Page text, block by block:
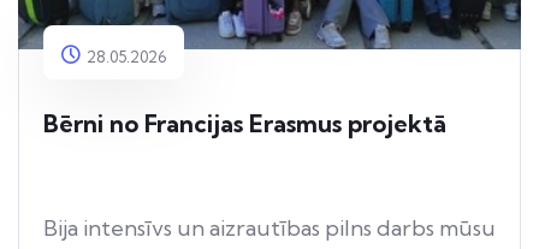
28.05.2026
Bērni no Francijas Erasmus projektā
Bija intensīvs un aizrautības pilns darbs mūsu